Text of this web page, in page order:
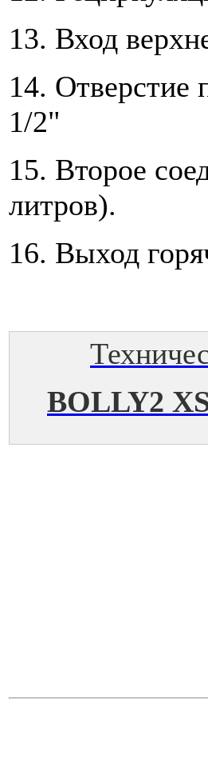
13. Вход
14. Отверстие
1/2"
15. Второе
литров).
16. Выход
BOLLY2